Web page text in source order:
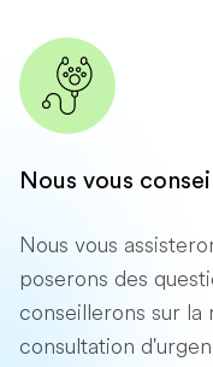
Nous vous
Nous vous
poserons des
conseillerons sur
consultation